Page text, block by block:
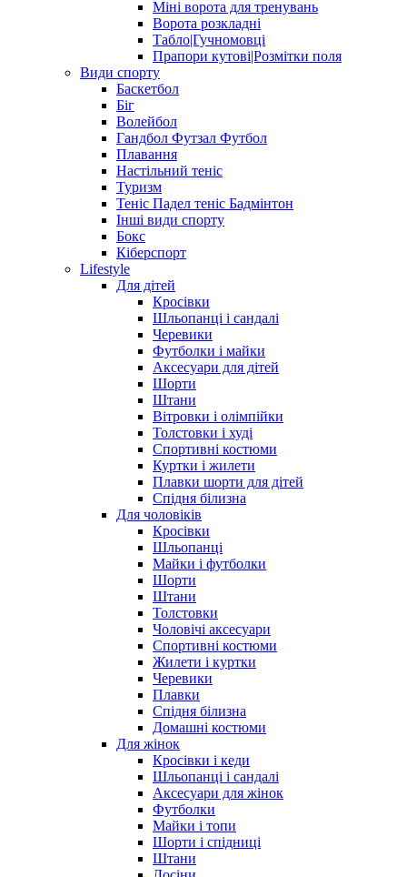
Міні ворота для тренувань
Ворота розкладні
Табло|Гучномовці
Прапори кутові|Розмітки поля
Види спорту
Баскетбол
Біг
Волейбол
Гандбол Футзал Футбол
Плавання
Настільний теніс
Туризм
Теніс Падел теніс Бадмінтон
Інші види спорту
Бокс
Кіберспорт
Lifestyle
Для дітей
Кросівки
Шльопанці і сандалі
Черевики
Футболки і майки
Аксесуари для дітей
Шорти
Штани
Вітровки і олімпійки
Толстовки і худі
Спортивні костюми
Куртки і жилети
Плавки шорти для дітей
Спідня білизна
Для чоловіків
Кросівки
Шльопанці
Майки і футболки
Шорти
Штани
Толстовки
Чоловічі аксесуари
Спортивні костюми
Жилети і куртки
Черевики
Плавки
Спідня білизна
Домашні костюми
Для жінок
Кросівки і кеди
Шльопанці і сандалі
Аксесуари для жінок
Футболки
Майки і топи
Шорти і спідниці
Штани